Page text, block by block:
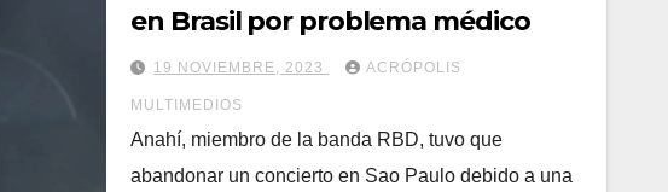
en Brasil por problema médico
19 NOVIEMBRE, 2023 ACRÓPOLIS
MULTIMEDIOS
Anahí, miembro de la banda RBD, tuvo que
abandonar un concierto en Sao Paulo debido a una